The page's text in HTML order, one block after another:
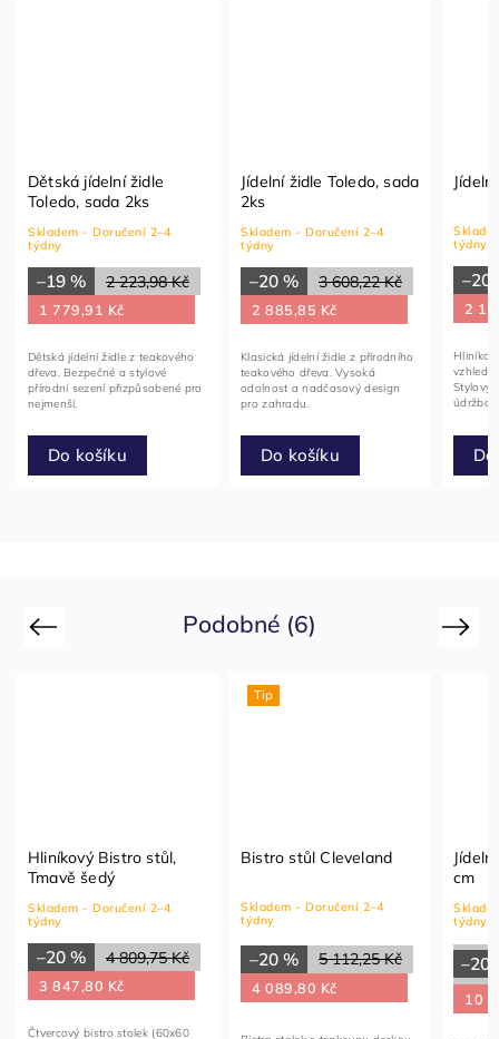
Dětská jídelní židle
Toledo, sada 2ks
Skladem - Doručení 2–4
týdny
2 223,98 Kč
–19 %
1 779,91 Kč
Do košíku
Dětská jídelní židle z teakového
dřeva. Bezpečné a stylové
přírodní sezení přizpůsobené pro
nejmenší.
Jídelní židle Toledo, sada
2ks
Skladem - Doručení 2–4
týdny
3 608,22 Kč
–20 %
2 885,85 Kč
Do košíku
Klasická jídelní židle z přírodního
teakového dřeva. Vysoká
odolnost a nadčasový design
pro zahradu.
týdny
–20
2
vzhledu
Stylový
Podobné (6)
Previous
Hliníkový Bistro stůl,
Tmavě šedý
Skladem - Doručení 2–4
týdny
4 809,75 Kč
–20 %
3 847,80 Kč
Čtvercový bistro stolek (60x60
Tip
Bistro stůl Cleveland
Skladem - Doručení 2–4
týdny
5 112,25 Kč
–20 %
4 089,80 Kč
cm
týdny
–20
10
Next